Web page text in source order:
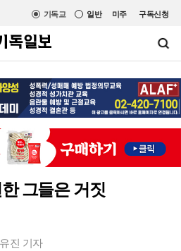
미주 구독신청
일반
기독교
그들은 거짓
진 기자